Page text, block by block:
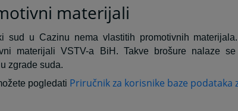
materijali
sud u Cazinu nema vlastitih promotivnih
materijali VSTV-a BiH. Takve brošure nalaze
zgrade suda.
pogledati Priručnik za korisnike baze podataka